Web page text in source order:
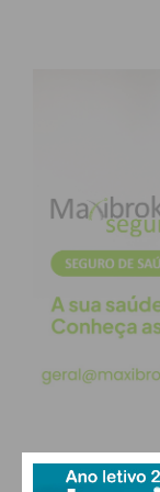
abrangeu
o maior
Em
resultados
compromisso
cuidados
comprovando
traduz em